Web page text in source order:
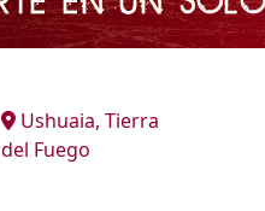
Ushuaia, Tierra
del Fuego